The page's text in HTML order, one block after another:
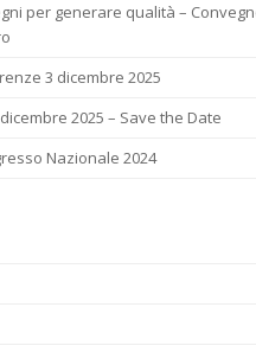
per generare qualità –
3 dicembre 2025
2025 – Save the Date
Nazionale 2024